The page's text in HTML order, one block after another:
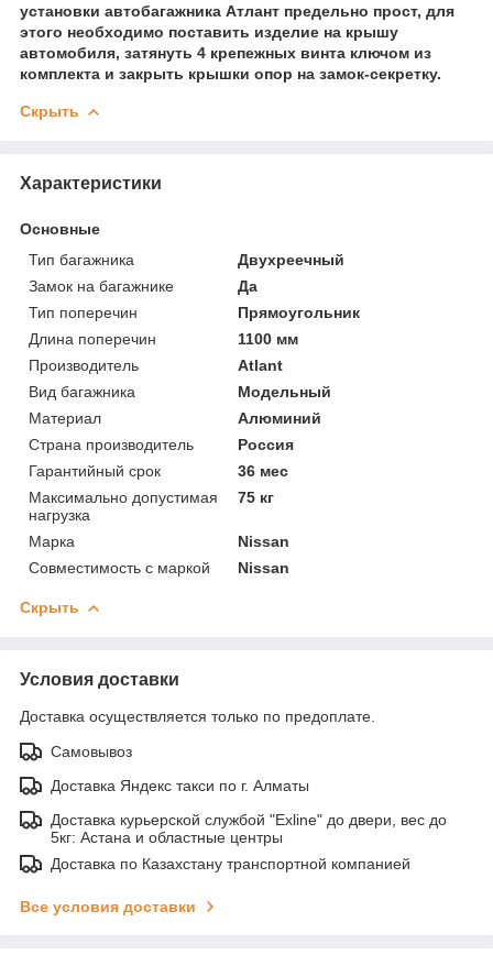
установки автобагажника Атлант предельно прост, для
этого необходимо поставить изделие на крышу
автомобиля, затянуть 4 крепежных винта ключом из
комплекта и закрыть крышки опор на замок-секретку.
Скрыть
Характеристики
Основные
Тип багажника
Двухреечный
Замок на багажнике
Да
Тип поперечин
Прямоугольник
Длина поперечин
1100 мм
Производитель
Atlant
Вид багажника
Модельный
Материал
Алюминий
Страна производитель
Россия
Гарантийный срок
36 мес
Максимально допустимая
нагрузка
75 кг
Марка
Nissan
Совместимость с маркой
Nissan
Скрыть
Условия доставки
Доставка осуществляется только по предоплате.
Самовывоз
Доставка Яндекс такси по г. Алматы
Доставка курьерской службой "Exline" до двери, вес до
5кг: Астана и областные центры
Доставка по Казахстану транспортной компанией
Все условия доставки